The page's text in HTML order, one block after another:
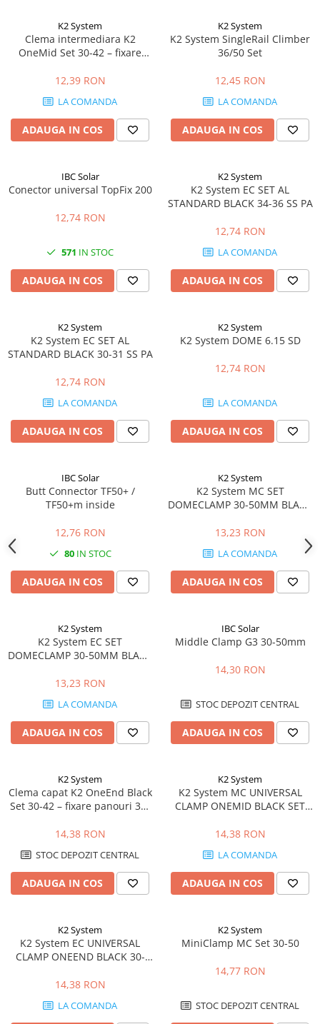
K2 System
Clema intermediara K2
OneMid Set 30-42 – fixare
12,39 RON
LA COMANDA
ADAUGA IN COS
K2 System
K2 System SingleRail Climber
36/50 Set
12,45 RON
LA COMANDA
ADAUGA IN COS
IBC Solar
Conector universal TopFix 200
12,74 RON
571 IN STOC
ADAUGA IN COS
K2 System
K2 System EC SET AL
STANDARD BLACK 34-36 SS PA
12,74 RON
LA COMANDA
ADAUGA IN COS
K2 System
K2 System EC SET AL
STANDARD BLACK 30-31 SS PA
12,74 RON
LA COMANDA
ADAUGA IN COS
K2 System
K2 System DOME 6.15 SD
12,74 RON
LA COMANDA
ADAUGA IN COS
IBC Solar
Butt Connector TF50+ /
TF50+m inside
12,76 RON
80IN STOC
ADAUGA IN COS
K2 System
K2 System MC SET
DOMECLAMP 30-50MM BLACK
13,23 RON
LA COMANDA
ADAUGA IN COS
K2 System
K2 System EC SET
DOMECLAMP 30-50MM BLACK
13,23 RON
LA COMANDA
ADAUGA IN COS
IBC Solar
Middle Clamp G3 30-50mm
14,30 RON
STOC DEPOZIT CENTRAL
ADAUGA IN COS
K2 System
Clema capat K2 OneEnd Black
Set 30-42 – fixare panouri 30-
14,38 RON
STOC DEPOZIT CENTRAL
ADAUGA IN COS
K2 System
K2 System MC UNIVERSAL
CLAMP ONEMID BLACK SET
14,38 RON
LA COMANDA
ADAUGA IN COS
K2 System
K2 System EC UNIVERSAL
CLAMP ONEEND BLACK 30-
14,38 RON
LA COMANDA
K2 System
MiniClamp MC Set 30-50
14,77 RON
STOC DEPOZIT CENTRAL